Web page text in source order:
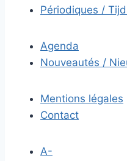
Périodiques /
Agenda
Nouveautés /
Mentions légales
Contact
A-